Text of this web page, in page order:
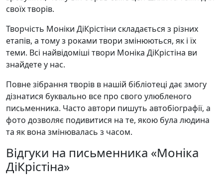
своїх творів.
Творчість Моніки ДіКрістіни складається з різних
етапів, а тому з роками твори змінюються, як і їх
теми. Всі найвідоміші твори Моніка ДіКрістіна ви
знайдете у нас.
Повне зібрання творів в нашій бібліотеці дає змогу
дізнатися буквально все про свого улюбленого
письменника. Часто автори пишуть автобіографії, а
фото дозволяє подивитися на те, якою була людина
та як вона змінювалась з часом.
Відгуки на письменника «Моніка
ДіКрістіна»